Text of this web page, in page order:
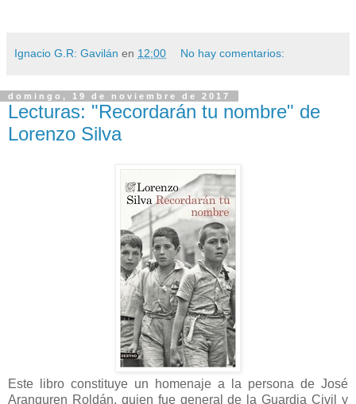
Ignacio G.R: Gavilán en 12:00 No hay comentarios:
domingo, 19 de noviembre de 2017
Lecturas: "Recordarán tu nombre" de
Lorenzo Silva
Este libro constituye un homenaje a la persona de José
Aranguren Roldán, quien fue general de la Guardia Civil y